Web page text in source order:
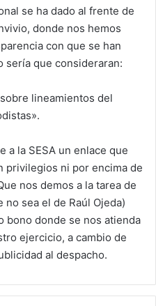
se ha dado al frente de
donde nos hemos
con que se han
sería que consideraran:
lineamientos del
a la SESA un enlace que
privilegios ni por encima de
nos demos a la tarea de
sea el de Raúl Ojeda)
bono donde se nos atienda
ejercicio, a cambio de
al despacho.